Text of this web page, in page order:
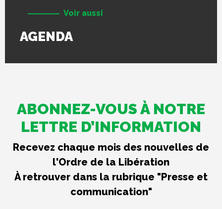
Voir aussi
AGENDA
ABONNEZ-VOUS À NOTRE
LETTRE D’INFORMATION
Recevez chaque mois des nouvelles de
l'Ordre de la Libération
À retrouver dans la rubrique "Presse et
communication"